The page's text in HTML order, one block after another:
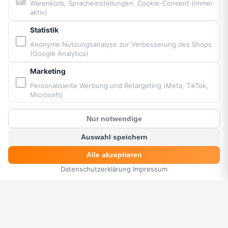
MENÜ SUCHE KORB
PARTNER & MARKEN
Vittorazi Motoren MY25
Airconception
Apco Aviation
Ozone
Neo
? Kunden Chat
Warenkorb, Spracheinstellungen, Cookie-Consent (immer
aktiv)
Statistik
Anonyme Nutzungsanalyse zur Verbesserung des Shops
(Google Analytics)
Marketing
Personalisierte Werbung und Retargeting (Meta, TikTok,
Microsoft)
Nur notwendige
Auswahl speichern
Alle akzeptieren
Datenschutzerklärung Impressum